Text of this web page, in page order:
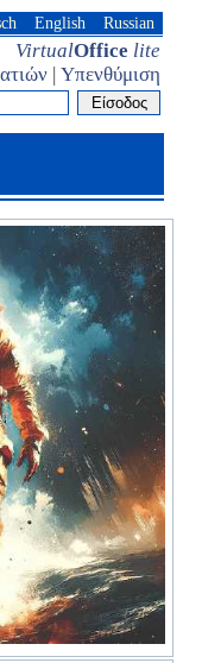
English Russian
VirtualOffice lite
| Υπενθύμιση